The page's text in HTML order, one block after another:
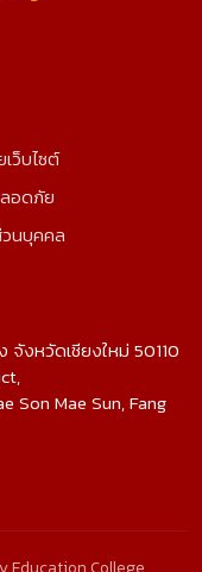
ว็บไซต์
อดภัย
นบุคคล
จังหวัดเชียงใหม่ 50110
Son Mae Sun, Fang